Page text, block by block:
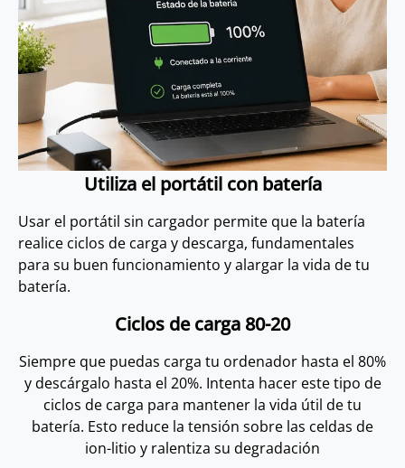
Utiliza el portátil con batería
Usar el portátil sin cargador permite que la batería
realice ciclos de carga y descarga, fundamentales
para su buen funcionamiento y alargar la vida de tu
batería.
Ciclos de carga 80-20
Siempre que puedas carga tu ordenador hasta el 80%
y descárgalo hasta el 20%. Intenta hacer este tipo de
ciclos de carga para mantener la vida útil de tu
batería. Esto reduce la tensión sobre las celdas de
ion-litio y ralentiza su degradación